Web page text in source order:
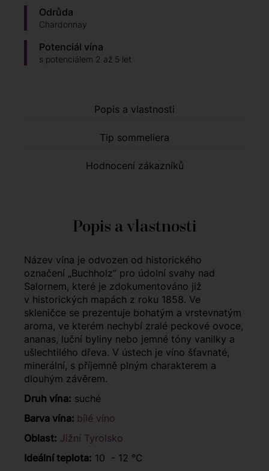
Odrůda
Chardonnay
Potenciál vína
s potenciálem 2 až 5 let
Popis a vlastnosti
Tip sommeliera
Hodnocení zákazníků
Popis a vlastnosti
Název vína je odvozen od historického
označení „Buchholz“ pro údolní svahy nad
Salornem, které je zdokumentováno již
v historických mapách z roku 1858. Ve
skleničce se prezentuje bohatým a vrstevnatým
aroma, ve kterém nechybí zralé peckové ovoce,
ananas, luční byliny nebo jemné tóny vanilky a
ušlechtilého dřeva. V ústech je víno šťavnaté,
minerální, s příjemně plným charakterem a
dlouhým závěrem.
Druh vína: suché
Barva vína: bílé víno
Oblast: Jižní Tyrolsko
Ideální teplota: 10 - 12 °C